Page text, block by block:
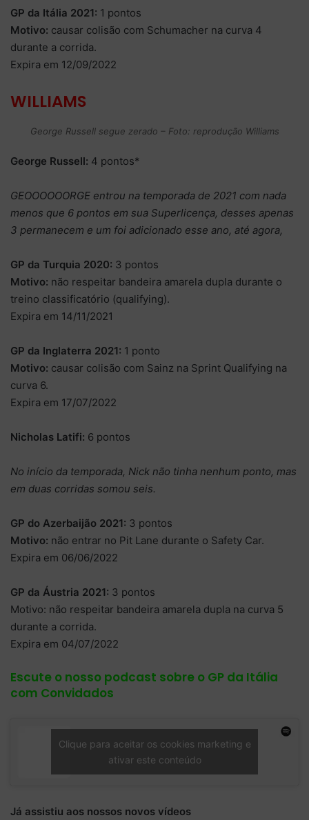
GP da Itália 2021: 1 pontos
Motivo: causar colisão com Schumacher na curva 4
durante a corrida.
Expira em 12/09/2022
WILLIAMS
George Russell segue zerado – Foto: reprodução Williams
George Russell: 4 pontos*
GEOOOOOORGE entrou na temporada de 2021 com nada
menos que 6 pontos em sua Superlicença, desses apenas
3 permanecem e um foi adicionado esse ano, até agora,
GP da Turquia 2020: 3 pontos
Motivo: não respeitar bandeira amarela dupla durante o
treino classificatório (qualifying).
Expira em 14/11/2021
GP da Inglaterra 2021: 1 ponto
Motivo: causar colisão com Sainz na Sprint Qualifying na
curva 6.
Expira em 17/07/2022
Nicholas Latifi: 6 pontos
No início da temporada, Nick não tinha nenhum ponto, mas
em duas corridas somou seis.
GP do Azerbaijão 2021: 3 pontos
Motivo: não entrar no Pit Lane durante o Safety Car.
Expira em 06/06/2022
GP da Áustria 2021: 3 pontos
Motivo: não respeitar bandeira amarela dupla na curva 5
durante a corrida.
Expira em 04/07/2022
Escute o nosso podcast sobre o GP da Itália
com Convidados
Clique para aceitar os cookies marketing e
ativar este conteúdo
Já assistiu aos nossos novos vídeos